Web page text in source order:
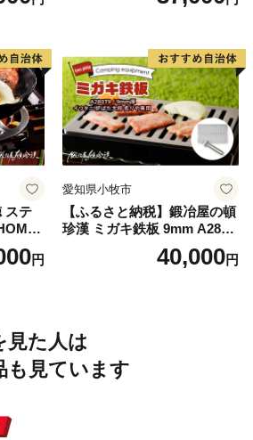
ンピ
屋の
料無
ステ
専用
ずれ
円
愛知県小牧市
【ふるさと納税】鍛冶屋の頓
珍漢 ミガキ鉄板 9mm A280T
9 イワタニ 炉ばた大将 炙り
や 専用 キャンプ ステンレス
40,000円
見た人は
も見ています